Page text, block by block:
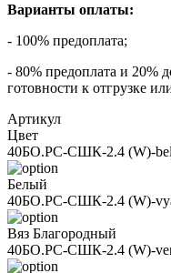
Варианты оплаты:
- 100% предоплата;
- 80% предоплата и 20%
готовности к отгрузке
Артикул
Цвет
40БО.РС-СШК-2.4 (W)-
Белый
40БО.РС-СШК-2.4 (W)-
Вяз Благородный
40БО.РС-СШК-2.4 (W)-